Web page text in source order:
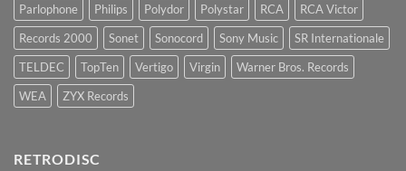
Parlophone
Philips Polydor Polystar RCA
RCA Victor
Records 2000
Sonet Sonocord Sony Music
SR Internationale
TELDEC
TopTen Vertigo Virgin
Warner Bros. Records
WEA
ZYX Records
RETRODISC